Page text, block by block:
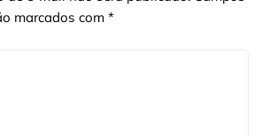
marcados com *